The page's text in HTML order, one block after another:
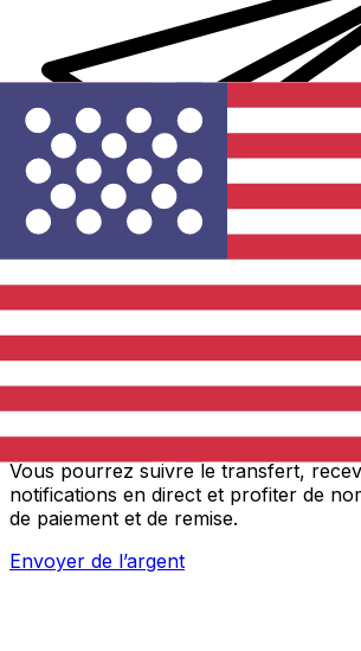
Vous pourrez suivre le transfert,
notifications en direct et profiter de
de paiement et de remise.
Envoyer de l’argent